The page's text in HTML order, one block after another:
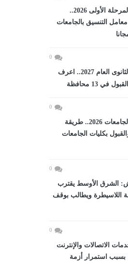
تنسيق المرحلة الأولى 2026..
التنسيق بالجامعات
0
تنسيق الثانوى العام 2027.. اعرف
في 13 محافظة
0
تنسيق الجامعات 2026.. طريقة
بكليات الجامعات
0
الشرق الأوسط يقترب
اللاسيطرة ويطالب بوقف
0
الاتصالات والإنترنت
بسبب استمرار أزمة